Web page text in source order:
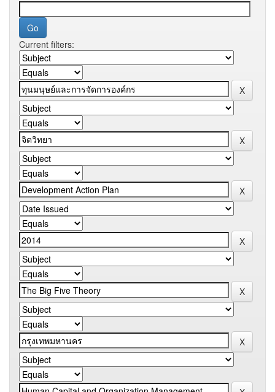
Current filters: